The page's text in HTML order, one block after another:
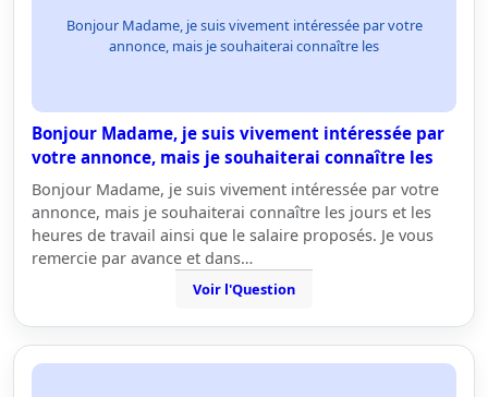
Bonjour Madame, je suis vivement intéressée par votre
annonce, mais je souhaiterai connaître les
Bonjour Madame, je suis vivement intéressée par
votre annonce, mais je souhaiterai connaître les
Bonjour Madame, je suis vivement intéressée par votre
annonce, mais je souhaiterai connaître les jours et les
heures de travail ainsi que le salaire proposés. Je vous
remercie par avance et dans…
Voir l'Question